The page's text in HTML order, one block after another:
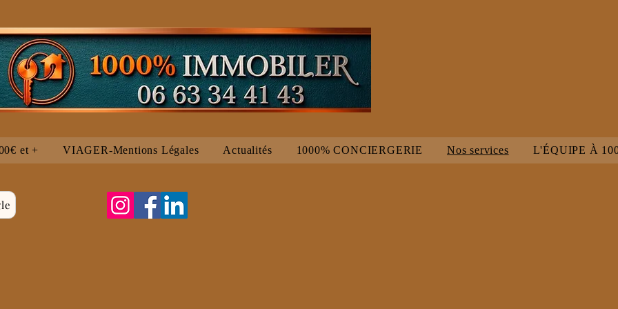
et + VIAGER-Mentions Légales Actualités 1000% CONCIERGERIE Nos services L'ÉQUIPE À